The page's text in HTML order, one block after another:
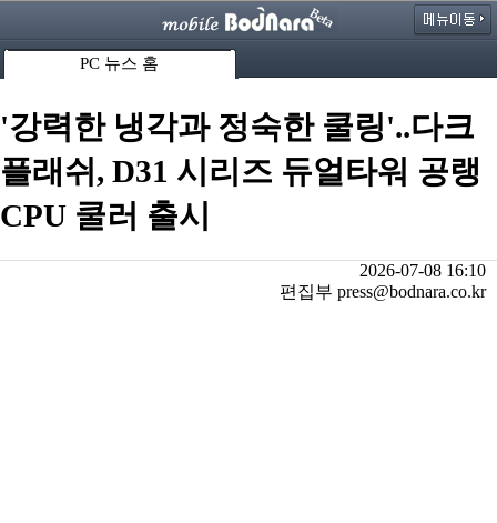
PC 뉴스 홈
'강력한 냉각과 정숙한 쿨링'..다크
플래쉬, D31 시리즈 듀얼타워 공랭
CPU 쿨러 출시
2026-07-08 16:10
편집부 press@bodnara.co.kr